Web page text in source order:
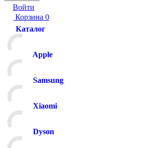
Войти
Корзина 0
Каталог
Apple
Samsung
Xiaomi
Dyson